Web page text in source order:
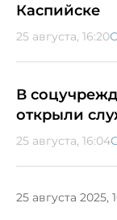
Каспийске
25 августа, 16:20
В
открыли
25 августа, 16:04
25 августа 2025,